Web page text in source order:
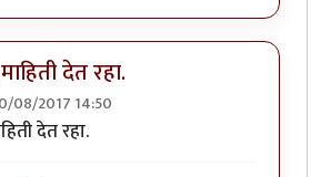
देत रहा.
08/2017 14:50
देत रहा.